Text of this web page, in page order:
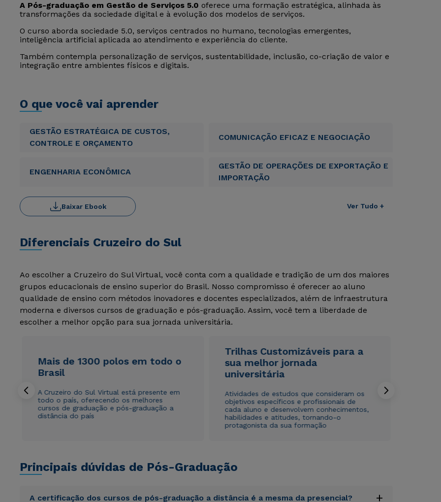
A Pós-graduação em Gestão de Serviços 5.0 oferece uma formação estratégica, alinhada às
transformações da sociedade digital e à evolução dos modelos de serviços.
O curso aborda sociedade 5.0, serviços centrados no humano, tecnologias emergentes,
inteligência artificial aplicada ao atendimento e experiência do cliente.
Também contempla personalização de serviços, sustentabilidade, inclusão, co-criação de valor e
integração entre ambientes físicos e digitais.
O que você vai aprender
GESTÃO ESTRATÉGICA DE CUSTOS,
CONTROLE E ORÇAMENTO
COMUNICAÇÃO EFICAZ E NEGOCIAÇÃO
ENGENHARIA ECONÔMICA
GESTÃO DE OPERAÇÕES DE EXPORTAÇÃO E
IMPORTAÇÃO
Ver Tudo +
Baixar Ebook
Diferenciais Cruzeiro do Sul
Ao escolher a Cruzeiro do Sul Virtual, você conta com a qualidade e tradição de um dos maiores
grupos educacionais de ensino superior do Brasil. Nosso compromisso é oferecer ao aluno
qualidade de ensino com métodos inovadores e docentes especializados, além de infraestrutura
moderna e diversos cursos de graduação e pós-graduação. Assim, você tem a liberdade de
escolher a melhor opção para sua jornada universitária.
Mais de 1300 polos em todo o
Brasil
A Cruzeiro do Sul Virtual está presente em
todo o país, oferecendo os melhores
cursos de graduação e pós-graduação a
distância do país
Trilhas Customizáveis para a
sua melhor jornada
universitária
Atividades de estudos que consideram os
objetivos específicos e profissionais de
cada aluno e desenvolvem conhecimentos,
habilidades e atitudes, tornando-o
protagonista da sua formação
Principais dúvidas de Pós-Graduação
A certificação dos cursos de pós-graduação a distância é a mesma da presencial? +
Rápido e fácil
WhatsApp
ou
Rápido e fácil
WhatsApp
ou